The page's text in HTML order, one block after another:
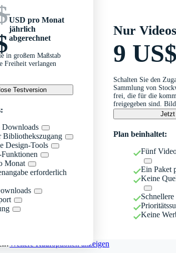
USD pro Monat
jährlich
abgerechnet
in großem Maßstab
Freiheit verlangen
Testversion
Downloads
Bibliothekszugang
Design-Tools
Monat
erforderlich
Nur Videos
9
Schalten Sie den
Sammlung von
frei, die für die
freigegeben sind.
Jetzt
Plan beinhaltet:
Fünf
Ein Paket
Keine
Keine
Weitere Kaufoptionen anzeigen